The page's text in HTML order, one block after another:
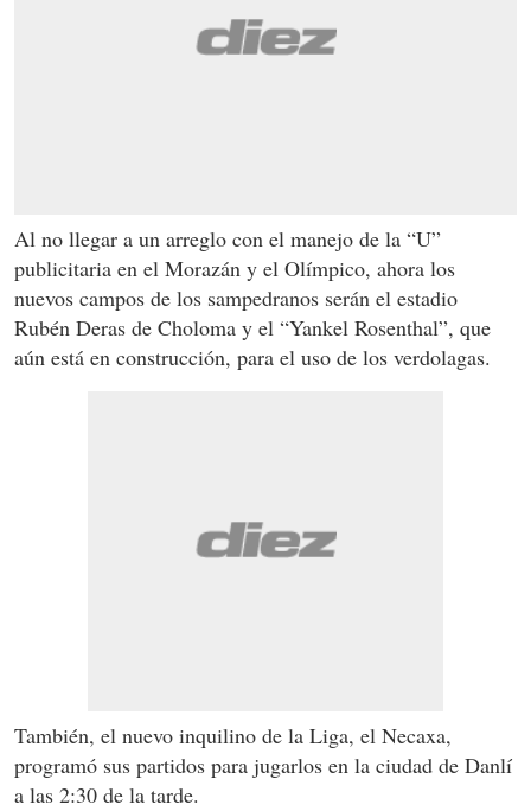
Al no llegar a un arreglo con el manejo de la “U”
publicitaria en el Morazán y el Olímpico, ahora los
nuevos campos de los sampedranos serán el estadio
Rubén Deras de Choloma y el “Yankel Rosenthal”, que
aún está en construcción, para el uso de los verdolagas.
También, el nuevo inquilino de la Liga, el Necaxa,
programó sus partidos para jugarlos en la ciudad de Danlí
a las 2:30 de la tarde.